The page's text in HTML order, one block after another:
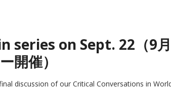
series on Sept. 22（9
開催）
discussion of our Critical Conversations in